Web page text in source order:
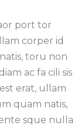
port tor
corper id
toru non
ac fa cili sis
erat, ullam
quam natis,
sque nulla